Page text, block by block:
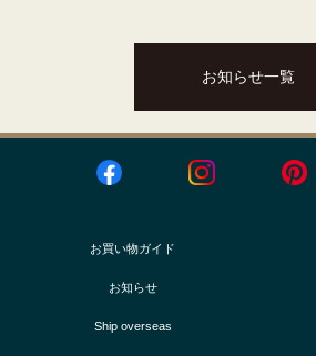
お知らせ一覧
お買い物ガイド
お知らせ
Ship overseas